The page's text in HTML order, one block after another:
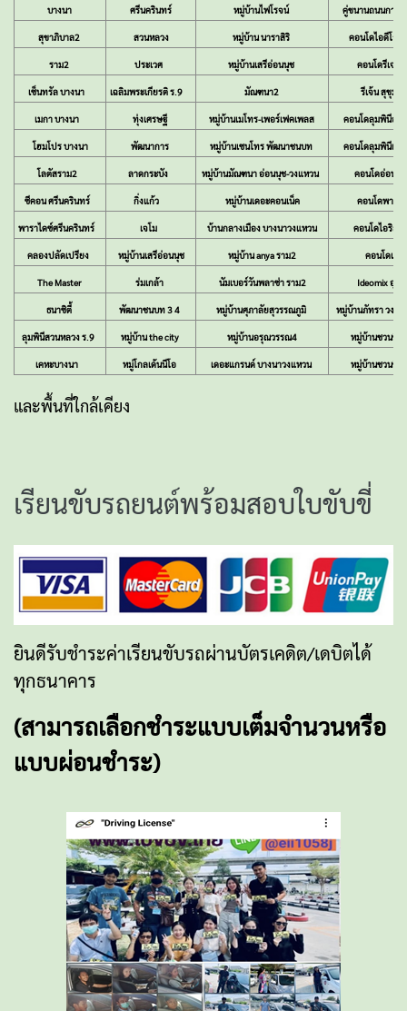
บางนา ศรีนครินทร์ หมู่บ้านไฟโรจน์ คู่ขนานถนนกาญ
สุขาภิบาล2 สวนหลวง หมู่บ้าน นาราสิริ คอนโดไอดีโอส
ราม2 ประเวศ หมู่บ้านเสรีอ่อนนุช คอนโดรีเจน
เซ็นทรัล บางนา เฉลิมพระเกียรติ ร.9 มัณฑนา2 รีเจ้น สุขุมวิ
เมกา บางนา ทุ่งเศรษฐี หมู่บ้านเมโทร-เพอร์เฟคเพลส คอนโดลุมพินีอ่อ
โฮมโปร บางนา พัฒนาการ หมู่บ้านเซนโทร พัฒนาชนบท คอนโดลุมพินีเม
โลตัสราม2 ลาดกระบัง หมู่บ้านมัณฑนา อ่อนนุช-วงแหวน คอนโดอ่อนนุ
ซีคอน ศรีนครินทร์ กิ่งแก้ว หมู่บ้านเดอะคอนเน็ค คอนโดพาร์
พาราไดซ์ศรีนครินทร์ เจโม บ้านกลางเมือง บางนาวงแหวน คอนโดไอริส
คลองปลัดเปรียง หมู่บ้านเสรีอ่อนนุช หมู่บ้าน anya ราม2 คอนโดแอ
The Master ร่มเกล้า นัมเบอร์วันพลาซ่า ราม2 Ideomix อุด
ธนาซิตี้ พัฒนาชนบท 3 4 หมู่บ้านศุภาลัยสุวรรณภูมิ หมู่บ้านภัทรา วงแ
ลุมพินีสวนหลวง ร.9 หมู่บ้าน the city หมู่บ้านอรุณวรรณ4 หมู่บ้านชวนชื่
เคหะบางนา หมู่โกลเด้นนีโอ เดอะแกรนด์ บางนาวงแหวน หมู่บ้านชวนชื่
และพื้นที่ใกล้เคียง
เรียนขับรถยนต์พร้อมสอบใบขับขี่
ยินดีรับชำระค่าเรียนขับรถผ่านบัตรเคดิต/เดบิตได้
ทุกธนาคาร
(สามารถเลือกชำระแบบเต็มจำนวนหรือ
แบบผ่อนชำระ)